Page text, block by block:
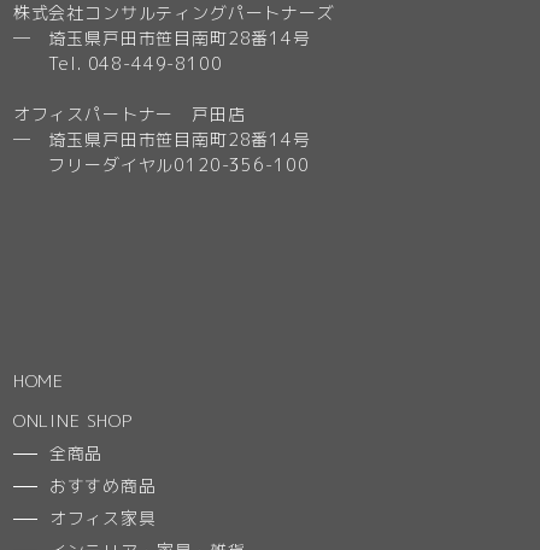
株式会社コンサルティングパートナーズ
─ 埼玉県戸田市笹目南町28番14号
Tel. 048-449-8100
オフィスパートナー 戸田店
─ 埼玉県戸田市笹目南町28番14号
フリーダイヤル0120-356-100
HOME
ONLINE SHOP
全商品
おすすめ商品
オフィス家具